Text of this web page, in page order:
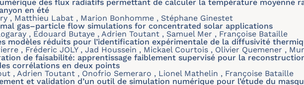
des flux radiatifs permettant de calculer la température moyenne
en été
, Matthieu Labat , Marion Bonhomme , Stéphane Ginestet
gas–particle flow simulations for concentrated solar applications
, Edouard Butaye , Adrien Toutant , Samuel Mer , Françoise Bataille
modèles réduits pour l’identification expérimentale de la diffusivité
, Fréderic JOLY , Jad Houssein , Mickael Courtois , Olivier Quemener ,
de faisabilité: apprentissage faiblement supervisé pour la
corrélations en deux points
, Adrien Toutant , Onofrio Semeraro , Lionel Mathelin , Françoise Bataille
et validation d’un outil de simulation numérique pour l’étude du